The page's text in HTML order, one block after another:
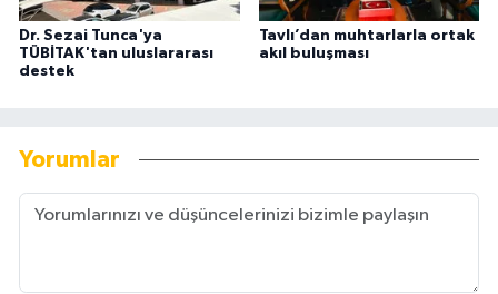
Dr. Sezai Tunca'ya
TÜBİTAK'tan uluslararası
destek
Tavlı’dan muhtarlarla ortak
akıl buluşması
Yorumlar